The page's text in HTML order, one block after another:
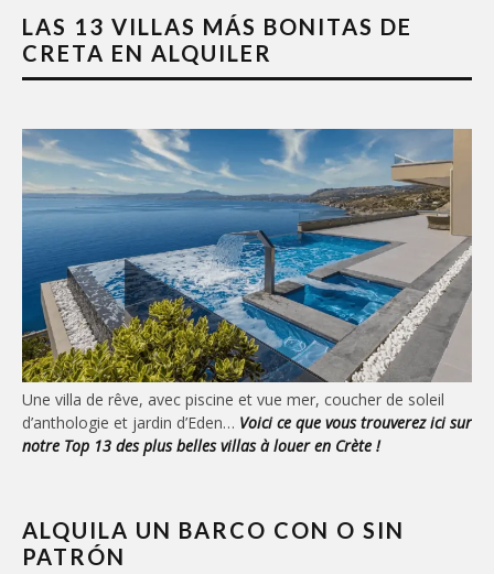
LAS 13 VILLAS MÁS BONITAS DE
CRETA EN ALQUILER
Une villa de rêve, avec piscine et vue mer, coucher de soleil
d’anthologie et jardin d’Eden… Voici ce que vous trouverez ici sur
notre Top 13 des plus belles villas à louer en Crète !
ALQUILA UN BARCO CON O SIN
PATRÓN